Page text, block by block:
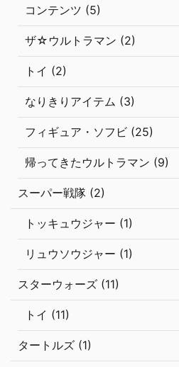
コンテンツ (5)
ザ☆ウルトラマン (2)
トイ (2)
なりきりアイテム (3)
フィギュア・ソフビ (25)
帰ってきたウルトラマン (9)
スーパー戦隊 (2)
トッキュウジャー (1)
リュウソウジャー (1)
スターウォーズ (11)
トイ (11)
タートルズ (1)